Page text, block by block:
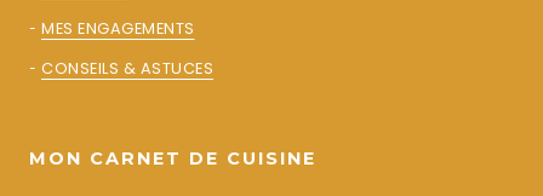
- MES ENGAGEMENTS
- CONSEILS & ASTUCES
MON CARNET DE CUISINE